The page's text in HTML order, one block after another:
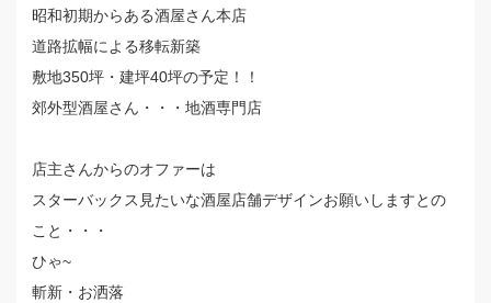
昭和初期からある酒屋さん本店
道路拡幅による移転新築
敷地350坪・建坪40坪の予定！！
郊外型酒屋さん・・・地酒専門店
店主さんからのオファーは
スターバックス見たいな酒屋店舗デザインお願いしますとの
こと・・・
ひゃ~
斬新・お洒落